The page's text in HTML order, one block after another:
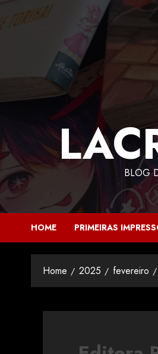
BLOG
HOME PRIMEIRAS
Home 2025 fevereiro